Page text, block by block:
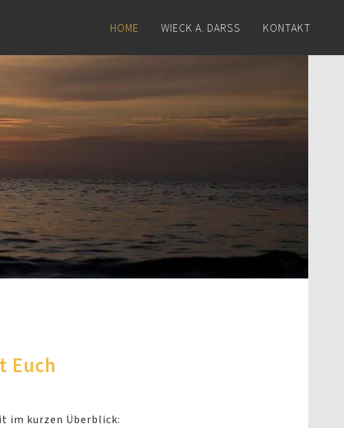
HOME WIECK A. DARSS KONTAKT
Euch
im kurzen Überblick: